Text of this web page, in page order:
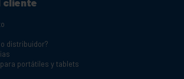
distribuidor?
portátiles y tablets